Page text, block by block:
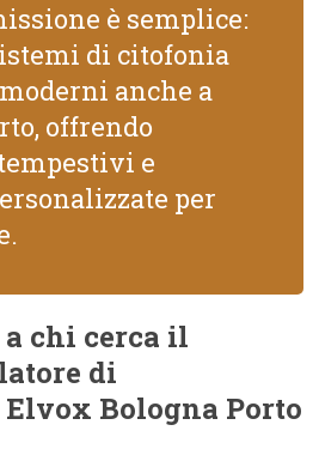
è semplice:
di citofonia
anche a
offrendo
e
per
chi cerca il
di
Bologna Porto